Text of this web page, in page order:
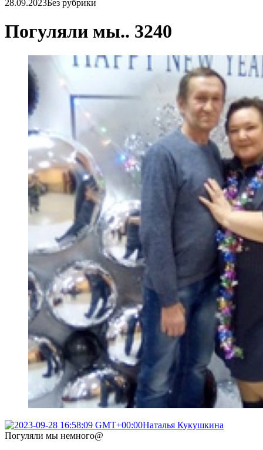
28.09.2023Без рубрики
Погуляли мы.. 3240
Наталья Кукушкина
Погуляли мы немного@